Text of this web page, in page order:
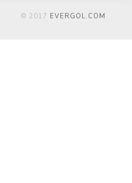
© 2017 EVERGOL.COM